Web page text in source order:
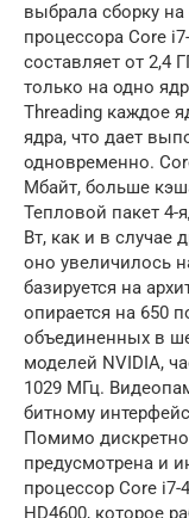
выбрала сборку
процессора Core
составляет от 2,4
только на одно
Threading каждое
ядра, что дает
одновременно.
Мбайт, больше
Тепловой пакет 4-
Вт, как и в случае
оно увеличилось
базируется на
опирается на 650
объединенных в
моделей NVIDIA,
1029 МГц.
битному
Помимо
предусмотрена и
процессор Core i7-
HD4600, которое